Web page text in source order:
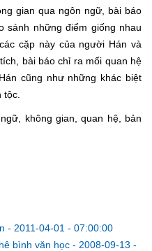
gian qua ngôn ngữ, bài báo
sánh những điểm giống nhau
cặp này của người Hán và
bài báo chỉ ra mối quan hệ
cũng như những khác biệt
không gian, quan hệ, bản
- 2011-04-01 - 07:00:00
bình văn học - 2008-09-13 -